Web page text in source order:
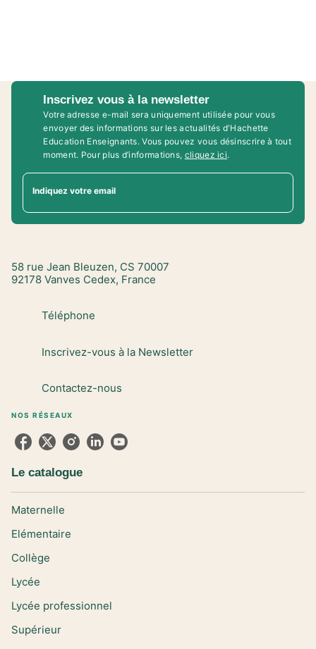
Inscrivez vous à la newsletter
Votre adresse e-mail sera uniquement utilisée pour vous
envoyer des informations sur les actualités d'Hachette
Education Enseignants. Vous pouvez vous désinscrire à tout
moment. Pour plus d’informations, cliquez ici.
Indiquez votre email
58 rue Jean Bleuzen, CS 70007
92178 Vanves Cedex, France
Téléphone
Inscrivez-vous à la Newsletter
Contactez-nous
NOS RÉSEAUX
Le catalogue
Maternelle
Elémentaire
Collège
Lycée
Lycée professionnel
Supérieur